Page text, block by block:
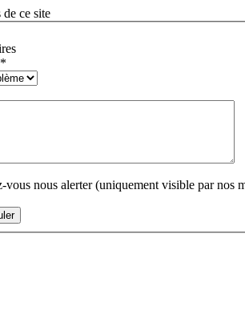
ce site
*
vous nous alerter (uniquement visible par nos